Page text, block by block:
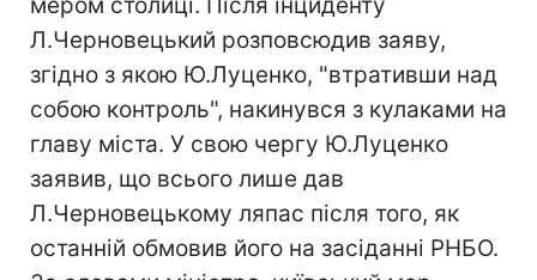
Л.Черновецький розповсюдив заяву,
згідно з якою Ю.Луценко, "втративши над
собою контроль", накинувся з кулаками на
главу міста. У свою чергу Ю.Луценко
заявив, що всього лише дав
Л.Черновецькому ляпас після того, як
останній обмовив його на засіданні РНБО.